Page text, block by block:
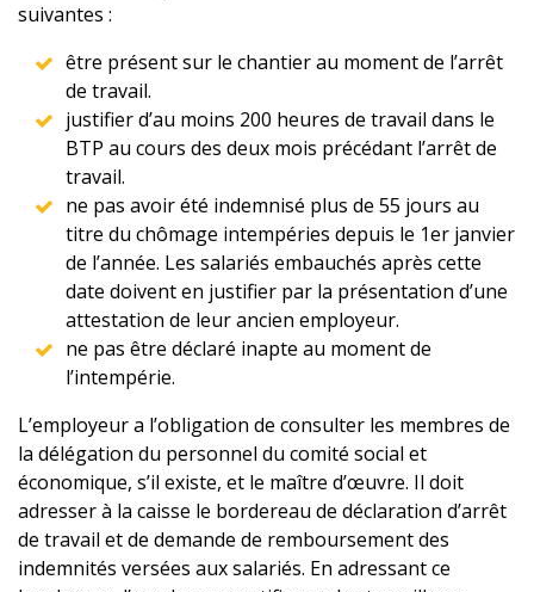
suivantes :
être présent sur le chantier au moment de l’arrêt
de travail.
justifier d’au moins 200 heures de travail dans le
BTP au cours des deux mois précédant l’arrêt de
travail.
ne pas avoir été indemnisé plus de 55 jours au
titre du chômage intempéries depuis le 1er janvier
de l’année. Les salariés embauchés après cette
date doivent en justifier par la présentation d’une
attestation de leur ancien employeur.
ne pas être déclaré inapte au moment de
l’intempérie.
L’employeur a l’obligation de consulter les membres de
la délégation du personnel du comité social et
économique, s’il existe, et le maître d’œuvre. Il doit
adresser à la caisse le bordereau de déclaration d’arrêt
de travail et de demande de remboursement des
indemnités versées aux salariés. En adressant ce